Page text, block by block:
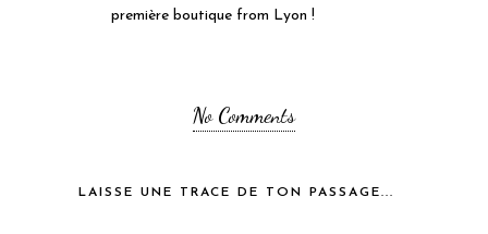
première boutique from Lyon !
No Comments
LAISSE UNE TRACE DE TON PASSAGE...